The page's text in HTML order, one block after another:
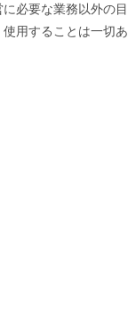
必要な業務以外の目
用することは一切あ